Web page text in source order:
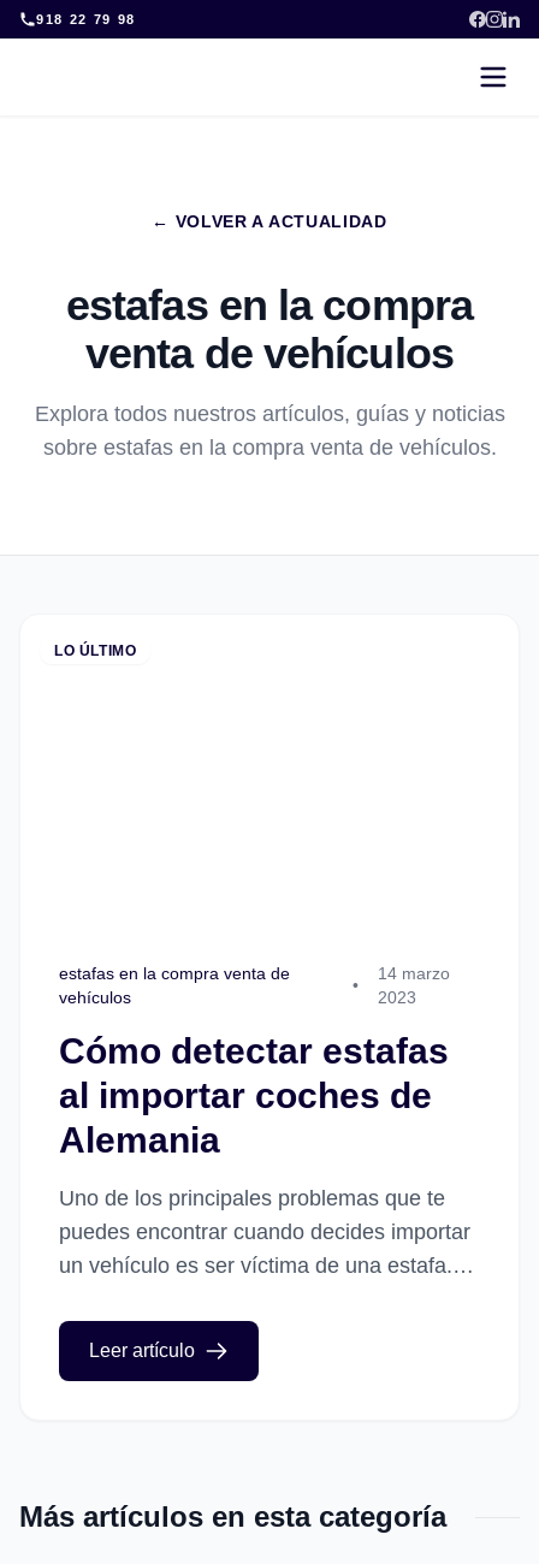
Skip
to
918 22 79 98
← VOLVER A ACTUALIDAD
estafas en la compra
venta de vehículos
Explora todos nuestros artículos, guías y noticias
sobre estafas en la compra venta de vehículos.
LO ÚLTIMO
estafas en la compra venta de
vehículos
•
14 marzo
2023
Cómo detectar estafas
al importar coches de
Alemania
Uno de los principales problemas que te
puedes encontrar cuando decides importar
un vehículo es ser víctima de una estafa.
precio...
Leer artículo
Más artículos en esta categoría